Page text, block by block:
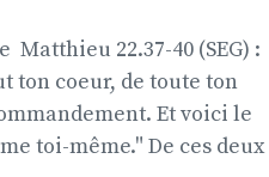
Matthieu 22.37-40 (SEG) :
ton coeur, de toute ton
Et voici le
toi-même." De ces deux